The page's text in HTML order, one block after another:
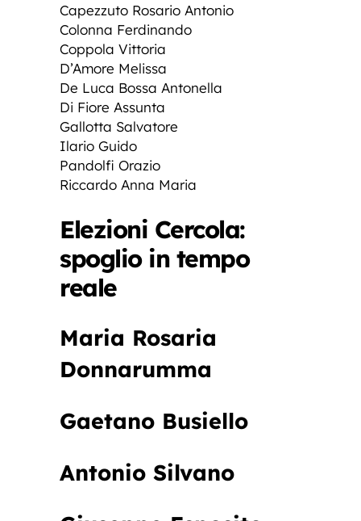
Capezzuto Rosario Antonio
Colonna Ferdinando
Coppola Vittoria
D’Amore Melissa
De Luca Bossa Antonella
Di Fiore Assunta
Gallotta Salvatore
Ilario Guido
Pandolfi Orazio
Riccardo Anna Maria
Elezioni Cercola:
spoglio in tempo
reale
Maria Rosaria
Donnarumma
Gaetano Busiello
Antonio Silvano